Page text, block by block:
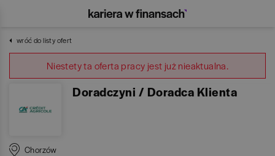
wróć do listy ofert
Niestety ta oferta pracy jest już nieaktualna.
Doradczyni / Doradca Klienta
Chorzów